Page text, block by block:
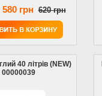
580 грн 620 грн
40 літрів (NEW)
00000039